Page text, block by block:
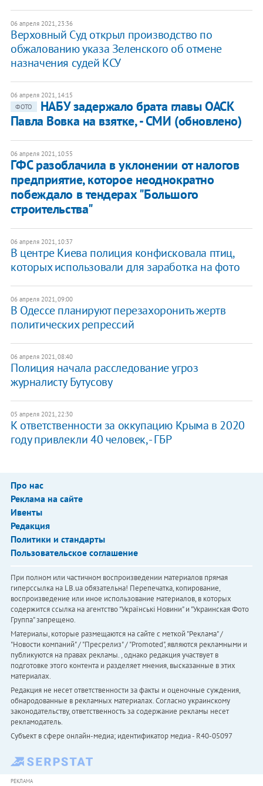
06 апреля 2021, 23:36
Верховный Суд открыл производство по
обжалованию указа Зеленского об отмене
назначения судей КСУ
06 апреля 2021, 14:15
ФОТО
НАБУ задержало брата главы ОАСК
Павла Вовка на взятке, - СМИ (обновлено)
06 апреля 2021, 10:55
ГФС разоблачила в уклонении от налогов
предприятие, которое неоднократно
побеждало в тендерах "Большого
строительства"
06 апреля 2021, 10:37
В центре Киева полиция конфисковала птиц,
которых использовали для заработка на фото
06 апреля 2021, 09:00
В Одессе планируют перезахоронить жертв
политических репрессий
06 апреля 2021, 08:40
Полиция начала расследование угроз
журналисту Бутусову
05 апреля 2021, 22:30
К ответственности за оккупацию Крыма в 2020
году привлекли 40 человек, - ГБР
Про нас
Реклама на сайте
Ивенты
Редакция
Политики и стандарты
Пользовательское соглашение
При полном или частичном воспроизведении материалов прямая
гиперссылка на LB.ua обязательна! Перепечатка, копирование,
воспроизведение или иное использование материалов, в которых
содержится ссылка на агентство "Українськi Новини" и "Украинская Фото
Группа" запрещено.
Материалы, которые размещаются на сайте с меткой "Реклама" /
"Новости компаний" / "Пресрелиз" / "Promoted", являются рекламными и
публикуются на правах рекламы. , однако редакция участвует в
подготовке этого контента и разделяет мнения, высказанные в этих
материалах.
Редакция не несет ответственности за факты и оценочные суждения,
обнародованные в рекламных материалах. Согласно украинскому
законодательству, ответственность за содержание рекламы несет
рекламодатель.
Субъект в сфере онлайн-медиа; идентификатор медиа - R40-05097
РЕКЛАМА